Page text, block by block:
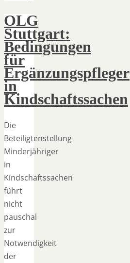
OLG
Stuttgart:
Bedingungen
für
Ergänzungspfleger
in
Kindschaftssachen
Die
Beteiligtenstellung
Minderjähriger
in
Kindschaftssachen
führt
nicht
pauschal
zur
Notwendigkeit
der